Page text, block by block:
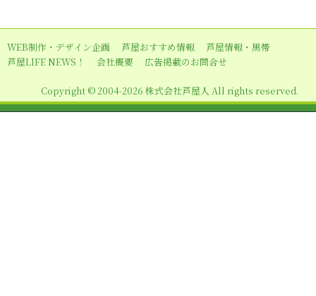
シ
ョ
ン
WEB制作・デザイン企画 芦屋おすすめ情報
芦屋情報・黒帯
芦屋LIFE NEWS！
会社概要 広告掲載のお問合せ
Copyright © 2004-2026 株式会社芦屋人 All rights reserved.